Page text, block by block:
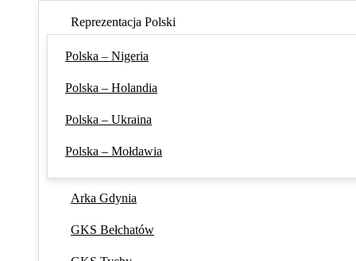
Reprezentacja Polski
Polska – Nigeria
Polska – Holandia
Polska – Ukraina
Polska – Mołdawia
Arka Gdynia
GKS Bełchatów